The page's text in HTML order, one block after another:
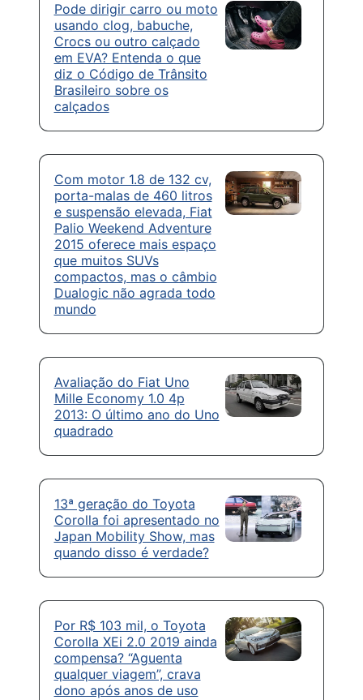
Pode dirigir carro ou moto
usando clog, babuche,
Crocs ou outro calçado
em EVA? Entenda o que
diz o Código de Trânsito
Brasileiro sobre os
calçados
Com motor 1.8 de 132 cv,
porta-malas de 460 litros
e suspensão elevada, Fiat
Palio Weekend Adventure
2015 oferece mais espaço
que muitos SUVs
compactos, mas o câmbio
Dualogic não agrada todo
mundo
Avaliação do Fiat Uno
Mille Economy 1.0 4p
2013: O último ano do Uno
quadrado
13ª geração do Toyota
Corolla foi apresentado no
Japan Mobility Show, mas
quando disso é verdade?
Por R$ 103 mil, o Toyota
Corolla XEi 2.0 2019 ainda
compensa? “Aguenta
qualquer viagem”, crava
dono após anos de uso